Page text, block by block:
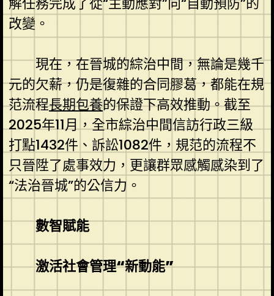
改變。
現在，在晉城的綜治中間，無論是幾千
元的欠薪，仍是復雜的合同膠葛，都能在規
范流程長期包養的保證下高效推動。截至
2025年11月，全市綜治中間信訪行政三級
打點1432件、訴訟1082件，規范的流程不
只晉陞了處事效力，更讓群眾感觸感染到了
“法治晉城”的公信力。
數智賦能
激活社會管理“新動能”